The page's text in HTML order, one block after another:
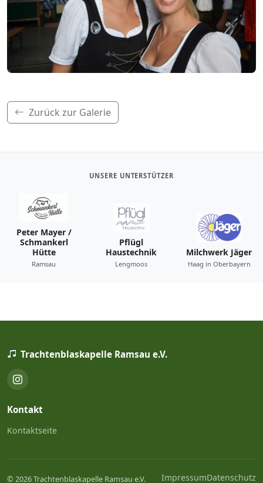
Zurück zur Galerie
UNSERE UNTERSTÜTZER
Peter Mayer /
Schmankerl
Hütte
Ramsau
Pflügl
Haustechnik
Lengmoos
Milchwerk Jäger
Haag in Oberbayern
Trachtenblaskapelle Ramsau e.V.
Kontakt
Kontaktseite
© 2026 Trachtenblaskapelle Ramsau e.V. ImpressumDatenschutz